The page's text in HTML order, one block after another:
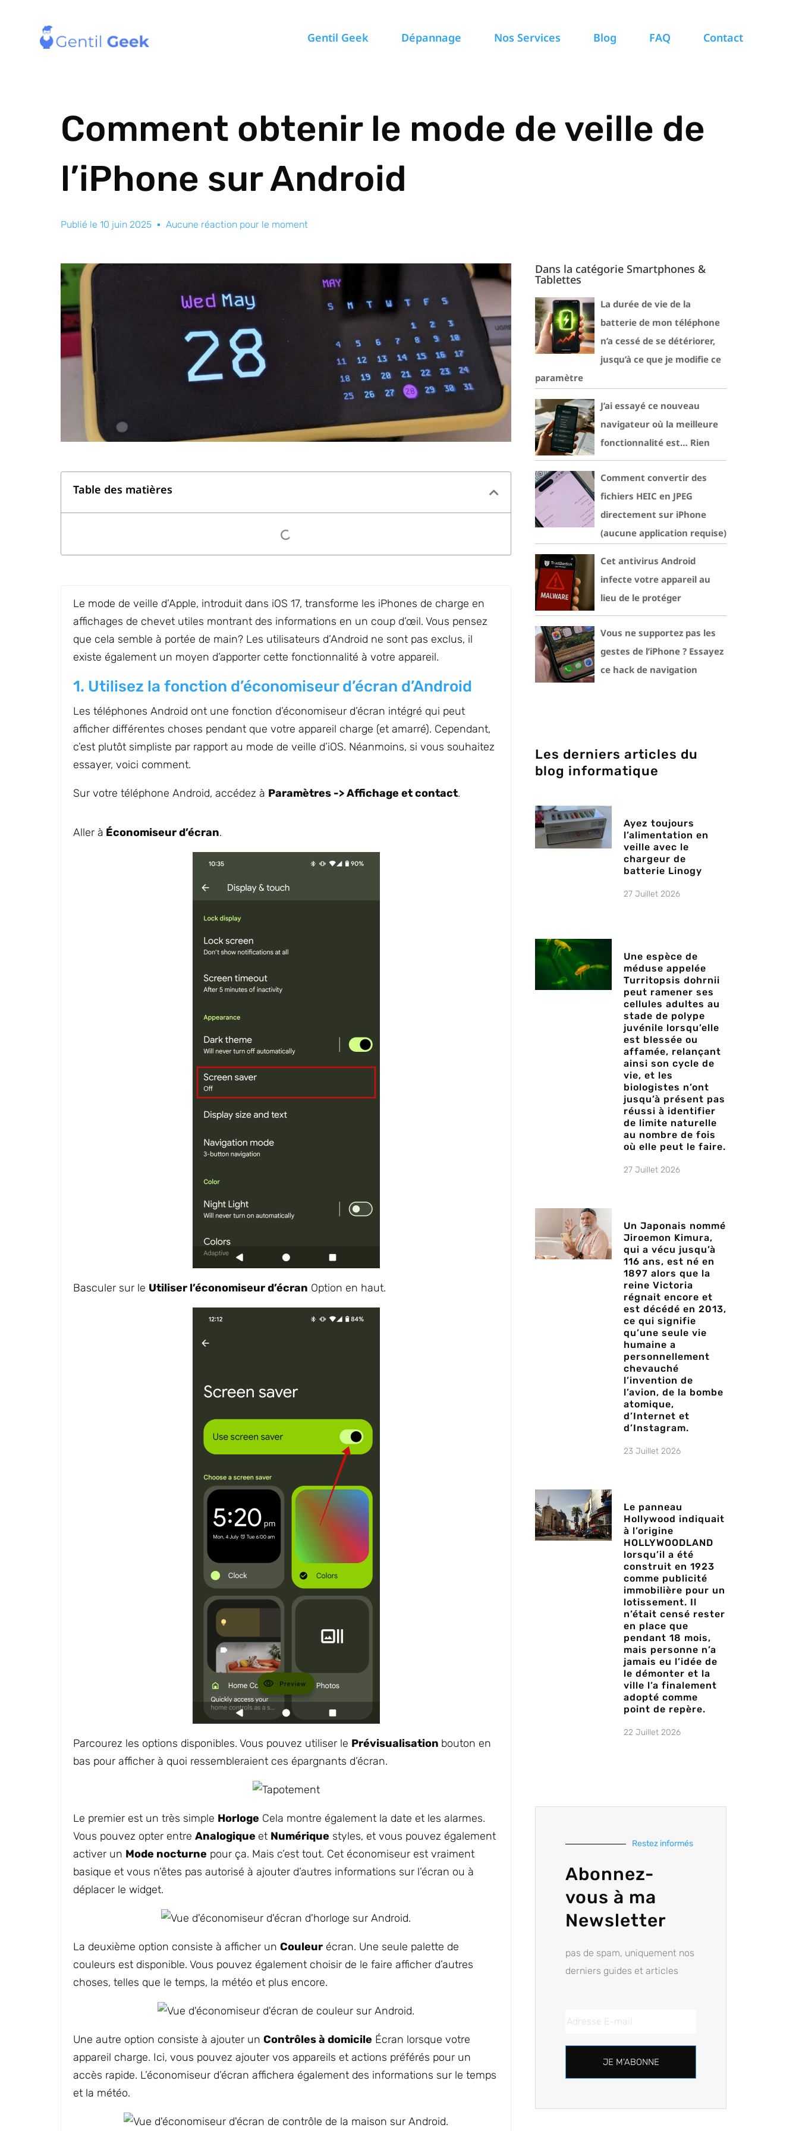
Gentil Geek Dépannage Nos Services Blog FAQ Contact
Comment obtenir le mode de veille de
l’iPhone sur Android
Publié le 10 juin 2025 Aucune réaction pour le moment
Table des matières
Le mode de veille d’Apple, introduit dans iOS 17, transforme les iPhones de charge en
affichages de chevet utiles montrant des informations en un coup d’œil. Vous pensez
que cela semble à portée de main? Les utilisateurs d’Android ne sont pas exclus, il
existe également un moyen d’apporter cette fonctionnalité à votre appareil.
1. Utilisez la fonction d’économiseur d’écran d’Android
Les téléphones Android ont une fonction d’économiseur d’écran intégré qui peut
afficher différentes choses pendant que votre appareil charge (et amarré). Cependant,
c’est plutôt simpliste par rapport au mode de veille d’iOS. Néanmoins, si vous souhaitez
essayer, voici comment.
Sur votre téléphone Android, accédez à Paramètres -> Affichage et contact.
Aller à Économiseur d’écran.
Basculer sur le Utiliser l’économiseur d’écran Option en haut.
Parcourez les options disponibles. Vous pouvez utiliser le Prévisualisation bouton en
bas pour afficher à quoi ressembleraient ces épargnants d’écran.
Le premier est un très simple Horloge Cela montre également la date et les alarmes.
Vous pouvez opter entre Analogique et Numérique styles, et vous pouvez également
activer un Mode nocturne pour ça. Mais c’est tout. Cet économiseur est vraiment
basique et vous n’êtes pas autorisé à ajouter d’autres informations sur l’écran ou à
déplacer le widget.
La deuxième option consiste à afficher un Couleur écran. Une seule palette de
couleurs est disponible. Vous pouvez également choisir de le faire afficher d’autres
choses, telles que le temps, la météo et plus encore.
Une autre option consiste à ajouter un Contrôles à domicile Écran lorsque votre
appareil charge. Ici, vous pouvez ajouter vos appareils et actions préférés pour un
accès rapide. L’économiseur d’écran affichera également des informations sur le temps
et la météo.
Dans la catégorie Smartphones &
Tablettes
La durée de vie de la
batterie de mon téléphone
n’a cessé de se détériorer,
jusqu’à ce que je modifie ce
paramètre
J’ai essayé ce nouveau
navigateur où la meilleure
fonctionnalité est… Rien
Comment convertir des
fichiers HEIC en JPEG
directement sur iPhone
(aucune application requise)
Cet antivirus Android
infecte votre appareil au
lieu de le protéger
Vous ne supportez pas les
gestes de l’iPhone ? Essayez
ce hack de navigation
Les derniers articles du
blog informatique
Ayez toujours
l’alimentation en
veille avec le
chargeur de
batterie Linogy
27 Juillet 2026
Une espèce de
méduse appelée
Turritopsis dohrnii
peut ramener ses
cellules adultes au
stade de polype
juvénile lorsqu’elle
est blessée ou
affamée, relançant
ainsi son cycle de
vie, et les
biologistes n’ont
jusqu’à présent pas
réussi à identifier
de limite naturelle
au nombre de fois
où elle peut le faire.
27 Juillet 2026
Un Japonais nommé
Jiroemon Kimura,
qui a vécu jusqu’à
116 ans, est né en
1897 alors que la
reine Victoria
régnait encore et
est décédé en 2013,
ce qui signifie
qu’une seule vie
humaine a
personnellement
chevauché
l’invention de
l’avion, de la bombe
atomique,
d’Internet et
d’Instagram.
23 Juillet 2026
Le panneau
Hollywood indiquait
à l’origine
HOLLYWOODLAND
lorsqu’il a été
construit en 1923
comme publicité
immobilière pour un
lotissement. Il
n’était censé rester
en place que
pendant 18 mois,
mais personne n’a
jamais eu l’idée de
le démonter et la
ville l’a finalement
adopté comme
point de repère.
22 Juillet 2026
Restez informés
Abonnez-
vous à ma
Newsletter
pas de spam, uniquement nos
derniers guides et articles
JE M'ABONNE